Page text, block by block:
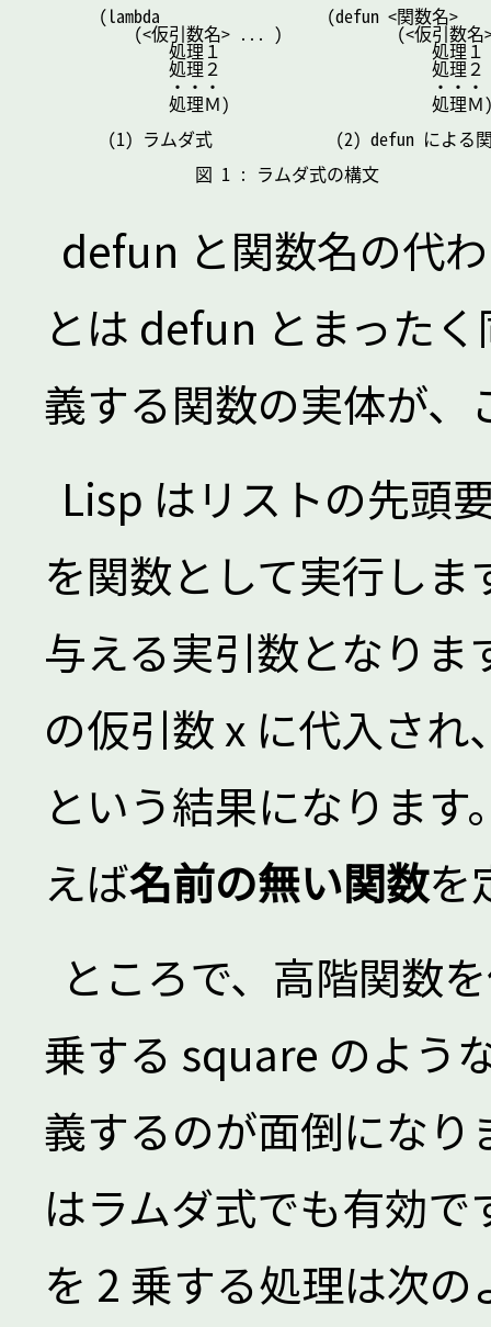
(lambda                   (defun <関数名>
(<仮引数名> ... )             (<仮引数
         処理１                        処理１
         処理２                        処理２
         ・・・                        ・・・
処理Ｍ)                       処理Ｍ
(1) ラムダ式              (2) defun による
defun と関数名の代
とは defun とまった
義する関数の実体が、
Lisp はリストの先頭
を関数として実行し
与える実引数となりま
の仮引数 x に代入され
という結果になりま
えば名前の無い関数を
ところで、高階関数
乗する square のよう
義するのが面倒にな
はラムダ式でも有効
を 2 乗する処理は次